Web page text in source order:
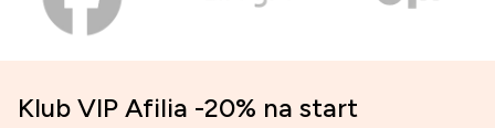
Klub VIP Afilia -20% na start